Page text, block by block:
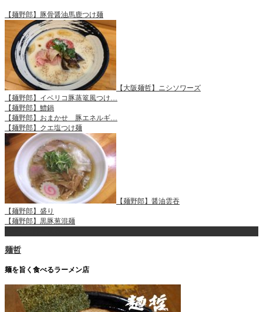
【麺野郎】豚骨醤油馬鹿つけ麺
【大阪麺哲】ニシソワーズ
【麺野郎】イベリコ豚蒸篭風つけ…
【麺野郎】鱧鍋
【麺野郎】おまかせ 豚エネルギ…
【麺野郎】クエ塩つけ麺
【麺野郎】醤油雲吞
【麺野郎】盛り
【麺野郎】黒豚葱混麺
麺哲
麺を旨く食べるラーメン店